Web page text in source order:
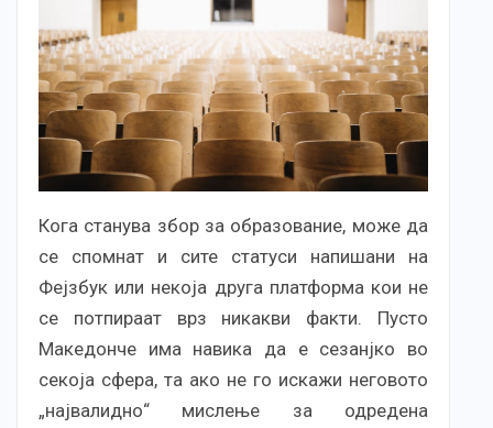
Кога станува збор за образование, може да
се спомнат и сите статуси напишани на
Фејзбук или некоја друга платформа кои не
се потпираат врз никакви факти. Пусто
Македонче има навика да е сезанјко во
секоја сфера, та ако не го искажи неговото
„највалидно“ мислење за одредена